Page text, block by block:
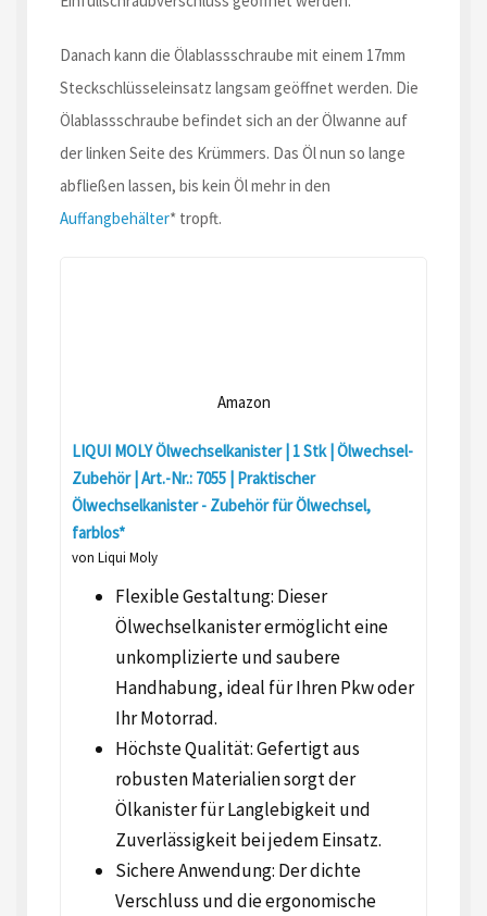
Danach kann die Ölablassschraube mit einem 17mm
Steckschlüsseleinsatz langsam geöffnet werden. Die
Ölablassschraube befindet sich an der Ölwanne auf
der linken Seite des Krümmers. Das Öl nun so lange
abfließen lassen, bis kein Öl mehr in den
Auffangbehälter* tropft.
Amazon
LIQUI MOLY Ölwechselkanister | 1 Stk | Ölwechsel-
Zubehör | Art.-Nr.: 7055 | Praktischer
Ölwechselkanister - Zubehör für Ölwechsel,
farblos*
von Liqui Moly
Flexible Gestaltung: Dieser
Ölwechselkanister ermöglicht eine
unkomplizierte und saubere
Handhabung, ideal für Ihren Pkw oder
Ihr Motorrad.
Höchste Qualität: Gefertigt aus
robusten Materialien sorgt der
Ölkanister für Langlebigkeit und
Zuverlässigkeit bei jedem Einsatz.
Sichere Anwendung: Der dichte
Verschluss und die ergonomische